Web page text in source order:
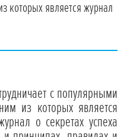
которых является журнал
с популярными
из которых является
о секретах успеха